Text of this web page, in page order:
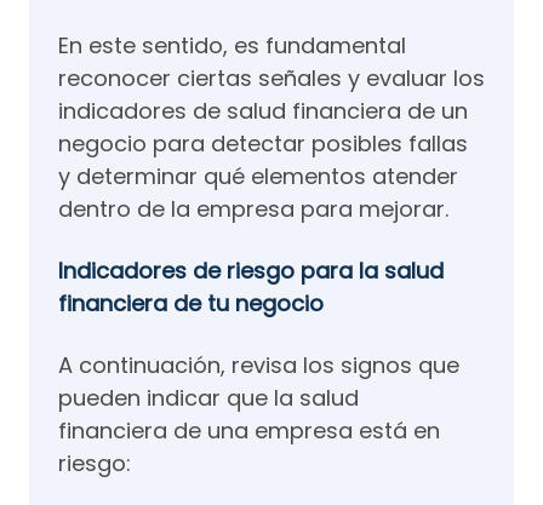
En este sentido, es fundamental
reconocer ciertas señales y evaluar los
indicadores de salud financiera de un
negocio para detectar posibles fallas
y determinar qué elementos atender
dentro de la empresa para mejorar.
Indicadores de riesgo para la salud
financiera de tu negocio
A continuación, revisa los signos que
pueden indicar que la salud
financiera de una empresa está en
riesgo: